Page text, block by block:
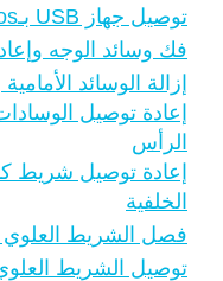
توصيل جهاز USB بـVIVE Cosmos
فك وسائد الوجه
إزالة الوسائد
إعادة توصيل
الرأس
إعادة توصيل شريط
الخلفية
فصل الشريط
توصيل الشريط